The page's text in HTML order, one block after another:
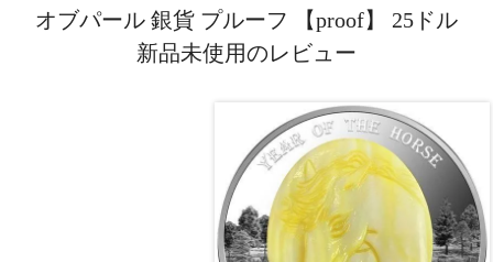
オブパール 銀貨 プルーフ 【proof】 25ドル
新品未使用のレビュー